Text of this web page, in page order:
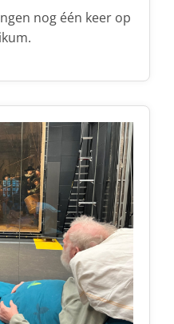
nog één keer op